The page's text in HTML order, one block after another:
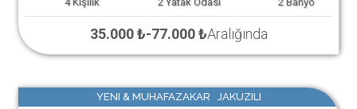
35.000 ₺-77.000 ₺Aralığında
YENI & MUHAFAZAKAR JAKUZILI